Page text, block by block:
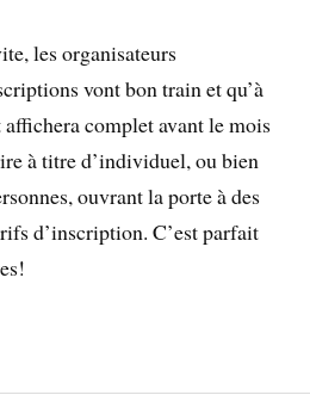
les organisateurs
vont bon train et qu’à
affichera complet avant le mois
à titre d’individuel, ou bien
ouvrant la porte à des
d’inscription. C’est parfait